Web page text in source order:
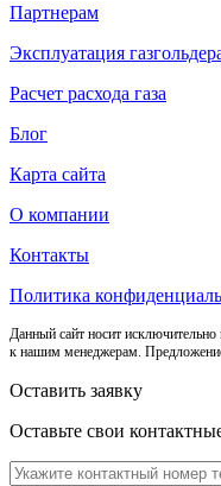
Партнерам
Эксплуатация
Расчет расхода газа
Блог
Карта сайта
О компании
Контакты
Политика
Данный сайт носит
к нашим менеджерам.
Оставить заявку
Оставьте свои